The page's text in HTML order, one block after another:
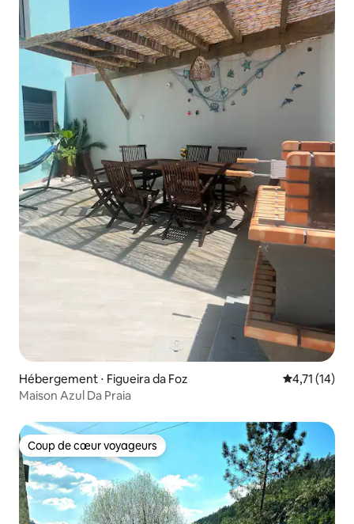
Hébergement ⋅ Figueira da Foz Évaluation
4,71 (14)
Maison Azul Da Praia
Coup de cœur voyageurs
Coup de cœur voyageurs